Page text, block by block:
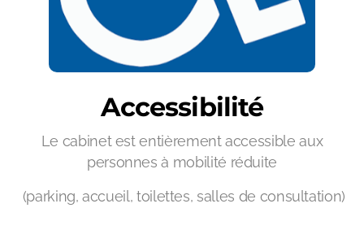
Accessibilité
Le cabinet est entièrement accessible aux
personnes à mobilité réduite
(parking, accueil, toilettes, salles de consultation)